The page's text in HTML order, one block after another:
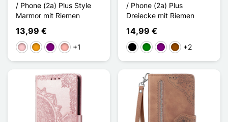
/ Phone (2a) Plus Style
Marmor mit Riemen
13,99 €
PinkOrangeViolettRoségold
+1
/ Phone (2a) Plus
Dreiecke mit Riemen
14,99 €
Schwarz
GrünViolettBraun
+2